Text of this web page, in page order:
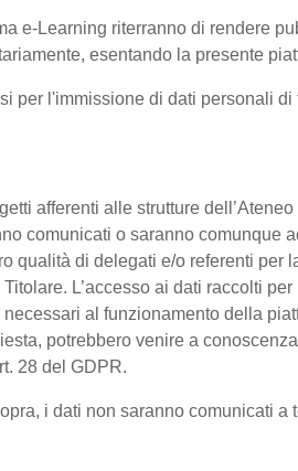
e-Learning riterranno di rendere
esentando la presente
per l'immissione di dati personali
afferenti alle strutture
comunicati o saranno
qualità di delegati e/o referenti
L’accesso ai dati raccolti
al funzionamento della
potrebbero venire a
28 del GDPR.
i dati non saranno comunicati